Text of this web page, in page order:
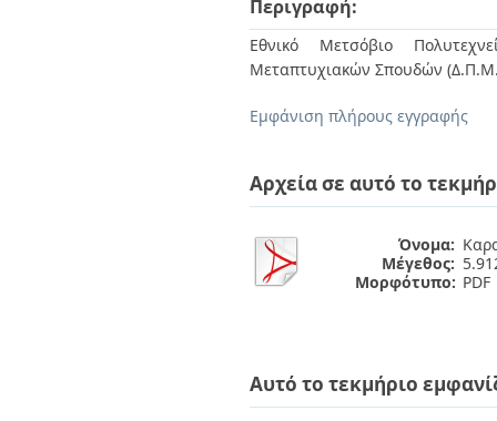
Περιγραφή:
Εθνικό Μετσόβιο
Μεταπτυχιακών Σπουδών
Εμφάνιση πλήρους εγγραφής
Αρχεία σε αυτό το
Όνομα:
Μέγεθος:
Μορφότυπο: PDF
Αυτό το τεκμήριο